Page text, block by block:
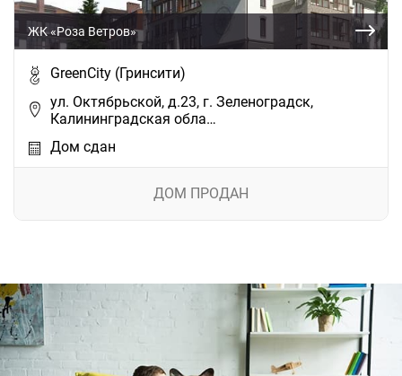
ЖК «Роза Ветров»
GreenCity (Гринсити)
ул. Октябрьской, д.23, г. Зеленоградск,
Калининградская обла…
Дом сдан
ДОМ ПРОДАН